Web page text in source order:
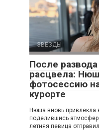
ЗВЕЗДЫ
После
расцвела:
фотосессию
курорте
Нюша вновь привлекла
поделившись
летняя певица